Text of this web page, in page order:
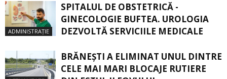
ADMINISTRAȚIE
SPITALUL DE OBSTETRICĂ -
GINECOLOGIE BUFTEA. UROLOGIA
DEZVOLTĂ SERVICIILE MEDICALE
BRĂNEȘTI A ELIMINAT UNUL DINTRE
CELE MAI MARI BLOCAJE RUTIERE